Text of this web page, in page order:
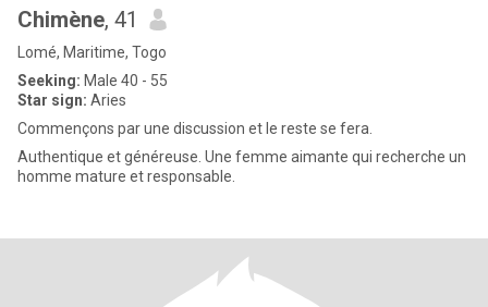
Chimène, 41
Lomé, Maritime, Togo
Seeking: Male 40 - 55
Star sign: Aries
Commençons par une discussion et le reste se fera.
Authentique et généreuse. Une femme aimante qui recherche un
homme mature et responsable.